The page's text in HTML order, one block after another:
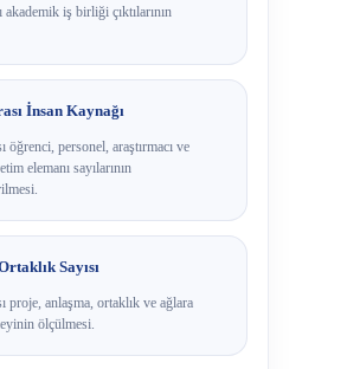
akademik iş birliği çıktılarının
İnsan Kaynağı
öğrenci, personel, araştırmacı ve
elemanı sayılarının
Sayısı
proje, anlaşma, ortaklık ve ağlara
ölçülmesi.